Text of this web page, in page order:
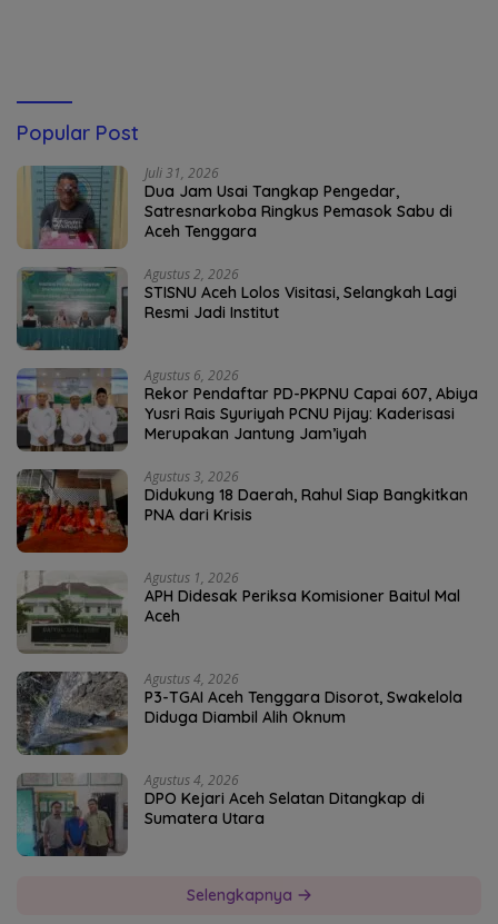
Popular Post
Juli 31, 2026
Dua Jam Usai Tangkap Pengedar,
Satresnarkoba Ringkus Pemasok Sabu di
Aceh Tenggara
Agustus 2, 2026
STISNU Aceh Lolos Visitasi, Selangkah Lagi
Resmi Jadi Institut
Agustus 6, 2026
Rekor Pendaftar PD-PKPNU Capai 607, Abiya
Yusri Rais Syuriyah PCNU Pijay: Kaderisasi
Merupakan Jantung Jam’iyah
Agustus 3, 2026
Didukung 18 Daerah, Rahul Siap Bangkitkan
PNA dari Krisis
Agustus 1, 2026
APH Didesak Periksa Komisioner Baitul Mal
Aceh
Agustus 4, 2026
P3-TGAI Aceh Tenggara Disorot, Swakelola
Diduga Diambil Alih Oknum
Agustus 4, 2026
DPO Kejari Aceh Selatan Ditangkap di
Sumatera Utara
Selengkapnya